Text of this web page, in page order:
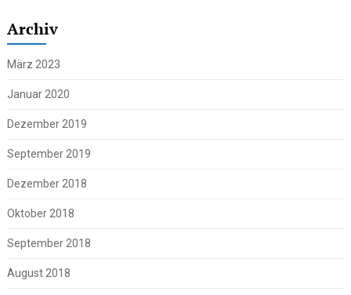
Archiv
März 2023
Januar 2020
Dezember 2019
September 2019
Dezember 2018
Oktober 2018
September 2018
August 2018